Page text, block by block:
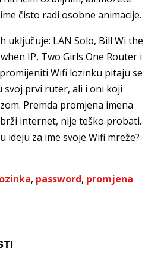
čisto radi osobne animacije.
uključuje: LAN Solo, Bill Wi the
IP, Two Girls One Router i
Wifi lozinku pitaju se
svoj prvi ruter, ali i oni koji
Premda promjena imena
internet, nije teško probati.
ideju za ime svoje Wifi mreže?
, password, promjena